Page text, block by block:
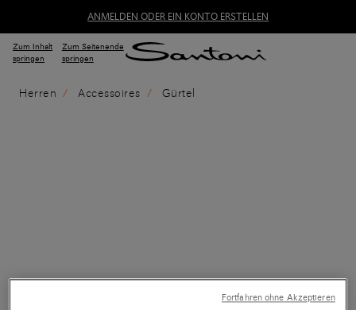
ANMELDEN ODER EIN KONTO ERSTELLEN
Zum Inhalt
springen
Zum Seitenende
springen
Herren Accessoires Gürtel
Fortfahren ohne Akzeptieren